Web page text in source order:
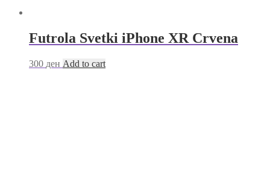
Futrola Svetki iPhone XR Crvena
300 ден Add to cart